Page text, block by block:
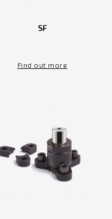
SF
Find out more